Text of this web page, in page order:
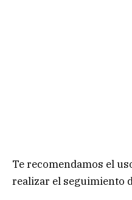
Te recomendamos el
realizar el seguimiento